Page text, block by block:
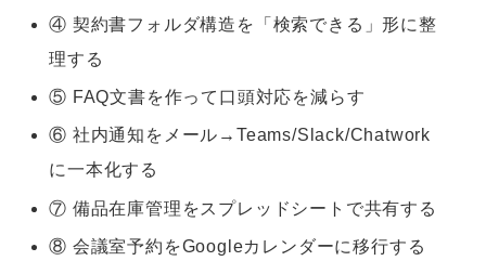
④ 契約書フォルダ構造を「検索できる」形に整
理する
⑤ FAQ文書を作って口頭対応を減らす
⑥ 社内通知をメール→Teams/Slack/Chatwork
に一本化する
⑦ 備品在庫管理をスプレッドシートで共有する
⑧ 会議室予約をGoogleカレンダーに移行する